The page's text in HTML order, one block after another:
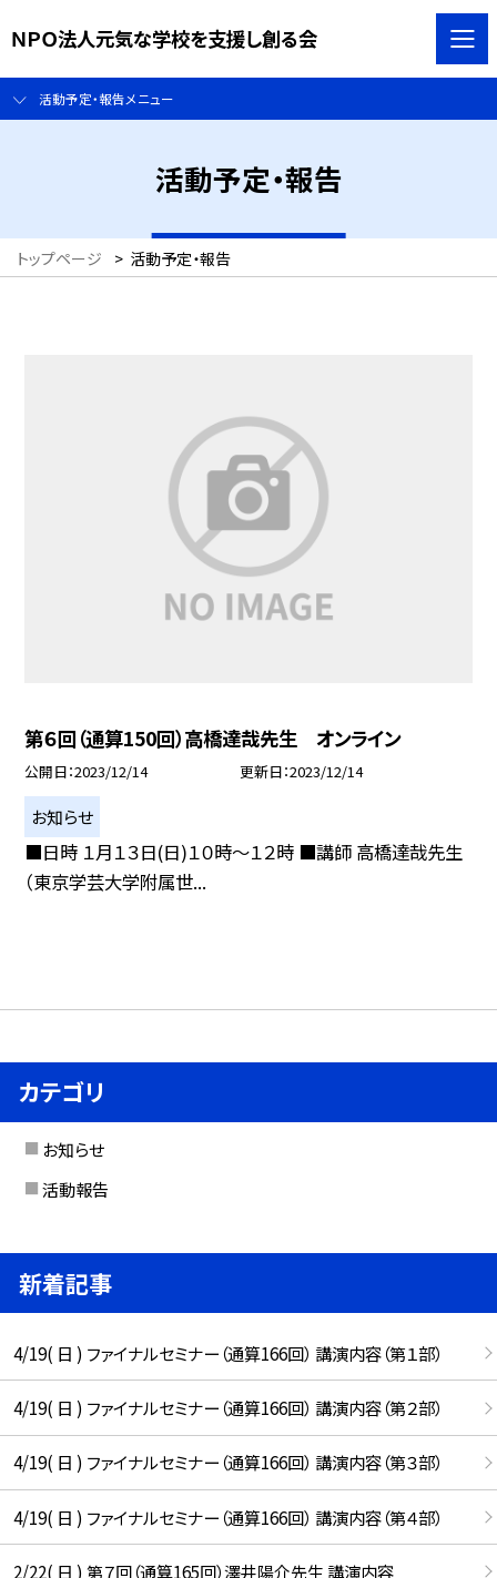
ＮＰＯ法人元気な学校を支援し創る会
活動予定・報告メニュー
活動予定・報告
トップページ > 活動予定・報告
第６回（通算150回）高橋達哉先生 オンライン
公開日 2023/12/14 更新日 2023/12/14
お知らせ
■日時 １月１３日(日)１０時〜１２時 ■講師 高橋達哉先生
（東京学芸大学附属世...
カテゴリ
お知らせ
活動報告
新着記事
4/19( 日 ) ファイナルセミナー（通算166回） 講演内容（第１部）
4/19( 日 ) ファイナルセミナー（通算166回） 講演内容（第２部）
4/19( 日 ) ファイナルセミナー（通算166回） 講演内容（第３部）
4/19( 日 ) ファイナルセミナー（通算166回） 講演内容（第４部）
2/22( 日 ) 第７回（通算165回）澤井陽介先生 講演内容